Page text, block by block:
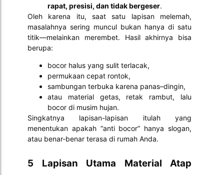
rapat, presisi, dan tidak bergeser.
Oleh karena itu, saat satu lapisan melemah,
masalahnya sering muncul bukan hanya di satu
titik—melainkan merembet. Hasil akhirnya bisa
berupa:
bocor halus yang sulit terlacak,
permukaan cepat rontok,
sambungan terbuka karena panas–dingin,
atau material getas, retak rambut, lalu
bocor di musim hujan.
Singkatnya lapisan-lapisan itulah yang
menentukan apakah “anti bocor” hanya slogan,
atau benar-benar terasa di rumah Anda.
5 Lapisan Utama Material Atap